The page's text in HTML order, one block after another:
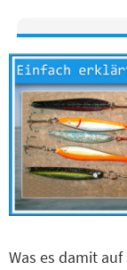
Was es damit